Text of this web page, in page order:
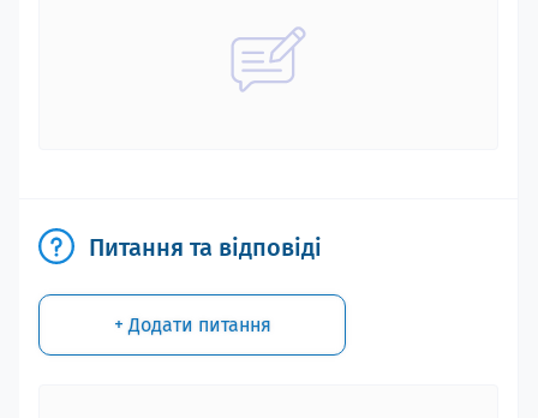
Питання та відповіді
+ Додати питання